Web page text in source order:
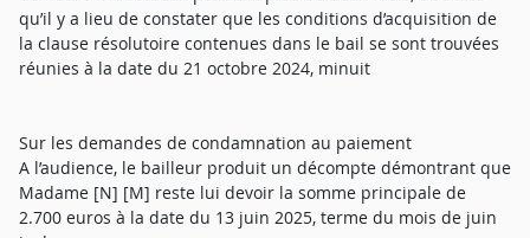
qu’il y a lieu de constater que les conditions d’acquisition de
la clause résolutoire contenues dans le bail se sont trouvées
réunies à la date du 21 octobre 2024, minuit
Sur les demandes de condamnation au paiement
A l’audience, le bailleur produit un décompte démontrant que
Madame [N] [M] reste lui devoir la somme principale de
2.700 euros à la date du 13 juin 2025, terme du mois de juin